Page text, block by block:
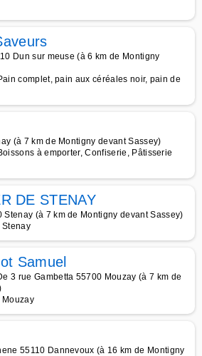
Dun sur meuse (à 6 km de Montigny
complet, pain aux céréales noir, pain de
(à 7 km de Montigny devant Sassey)
à emporter, Confiserie, Pâtisserie
DE STENAY
Stenay (à 7 km de Montigny devant Sassey)
Stenay
Samuel
3 rue Gambetta 55700 Mouzay (à 7 km de
55110 Dannevoux (à 16 km de Montigny